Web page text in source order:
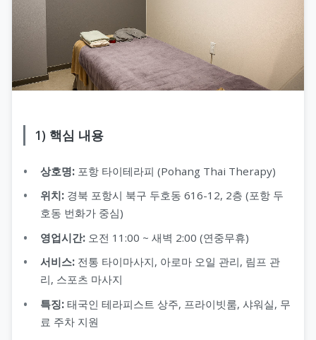
1) 핵심 내용
상호명: 포항 타이테라피 (Pohang Thai Therapy)
위치: 경북 포항시 북구 두호동 616-12, 2층 (포항 두
호동 번화가 중심)
영업시간: 오전 11:00 ~ 새벽 2:00 (연중무휴)
서비스: 전통 타이마사지, 아로마 오일 관리, 림프 관
리, 스포츠 마사지
특징: 태국인 테라피스트 상주, 프라이빗룸, 샤워실, 무
료 주차 지원